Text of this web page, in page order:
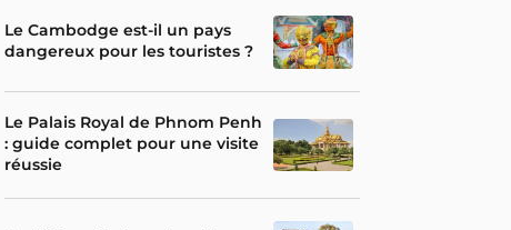
Le Cambodge est-il un pays
dangereux pour les touristes ?
Le Palais Royal de Phnom Penh
: guide complet pour une visite
réussie